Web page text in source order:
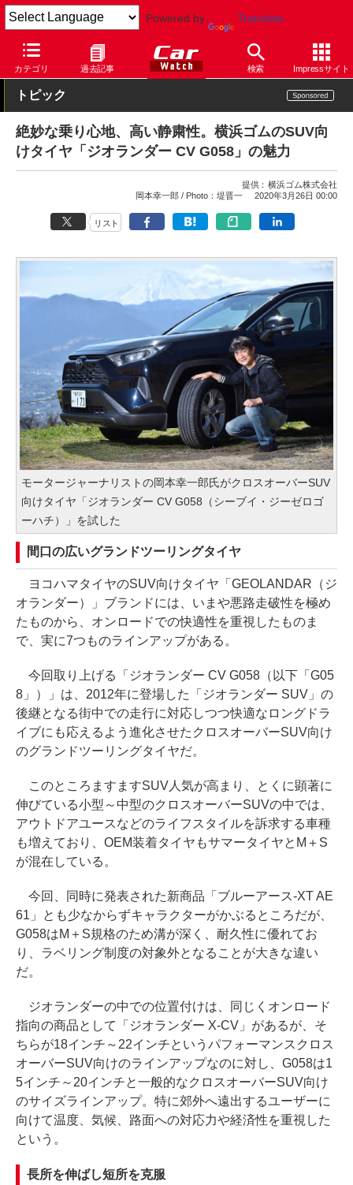
Powered by Translate
カテゴリ 過去記事 検索 Impressサイト
Car Watch タイヤ 横浜ゴム その他
トピック
絶妙な乗り心地、高い静粛性。横浜ゴムのSUV向
けタイヤ「ジオランダー CV G058」の魅力
提供： 横浜ゴム株式会社
岡本幸一郎
Photo：堤晋一 2020年3月26日 00:00
リスト
モータージャーナリストの岡本幸一郎氏がクロスオーバーSUV
向けタイヤ「ジオランダー CV G058（シーブイ・ジーゼロゴ
ーハチ）」を試した
間口の広いグランドツーリングタイヤ
ヨコハマタイヤのSUV向けタイヤ「GEOLANDAR（ジ
オランダー）」ブランドには、いまや悪路走破性を極め
たものから、オンロードでの快適性を重視したものま
で、実に7つものラインアップがある。
今回取り上げる「ジオランダー CV G058（以下「G05
8」）」は、2012年に登場した「ジオランダー SUV」の
後継となる街中での走行に対応しつつ快適なロングドラ
イブにも応えるよう進化させたクロスオーバーSUV向け
のグランドツーリングタイヤだ。
このところますますSUV人気が高まり、とくに顕著に
伸びている小型～中型のクロスオーバーSUVの中では、
アウトドアユースなどのライフスタイルを訴求する車種
も増えており、OEM装着タイヤもサマータイヤとM＋S
が混在している。
今回、同時に発表された新商品「ブルーアース-XT AE
61」とも少なからずキャラクターがかぶるところだが、
G058はM＋S規格のため溝が深く、耐久性に優れてお
り、ラベリング制度の対象外となることが大きな違い
だ。
ジオランダーの中での位置付けは、同じくオンロード
指向の商品として「ジオランダー X-CV」があるが、そ
ちらが18インチ～22インチというパフォーマンスクロス
オーバーSUV向けのラインアップなのに対し、G058は1
5インチ～20インチと一般的なクロスオーバーSUV向け
のサイズラインアップ。特に郊外へ遠出するユーザーに
向けて温度、気候、路面への対応力や経済性を重視した
という。
長所を伸ばし短所を克服